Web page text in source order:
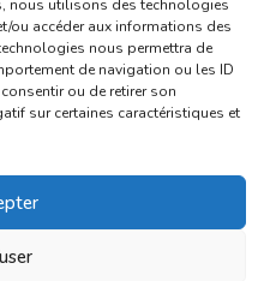
nous utilisons des technologies
ou accéder aux informations des
nous permettra de
de navigation ou les ID
ou de retirer son
sur certaines caractéristiques et
Aristide
: